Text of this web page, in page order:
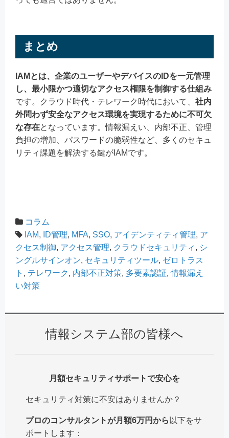
まとめ
IAMとは、企業のユーザーやデバイスのIDを一元管理
し、最小限かつ適切なアクセス権限を制御する仕組み
です。クラウド時代・テレワーク時代において、 社内
外問わず安全なアクセス環境を実現するために不可欠
な存在となっています。情報漏えい、内部不正、管理
負担の増加、パスワードの脆弱性など、多くのセキュ
リティ課題を解決する鍵がIAMです。
コラム
IAM, ID管理, MFA, SSO, アイデンティティ管理, ア
クセス制御, アクセス管理, クラウドセキュリティ , シ
ングルサインオン, セキュリティツール, ゼロトラス
ト , テレワーク , 内部不正対策, 多要素認証,情報漏え
い対策
情報システム部の皆様へ
月額セキュリティサポートで安心を
セキュリティ対策に不安はありませんか？
プロのコンサルタントが月額6万円から 以下をサ
ポートします：